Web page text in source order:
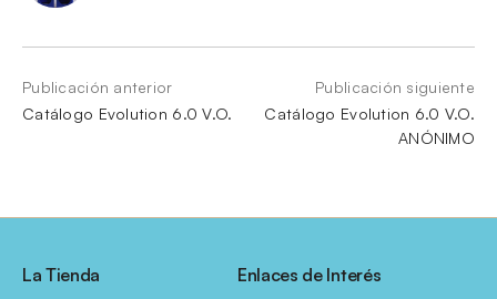
Publicación anterior
Catálogo Evolution 6.0 V.O.
Publicación siguiente
Catálogo Evolution 6.0 V.O.
ANÓNIMO
La Tienda Enlaces de Interés